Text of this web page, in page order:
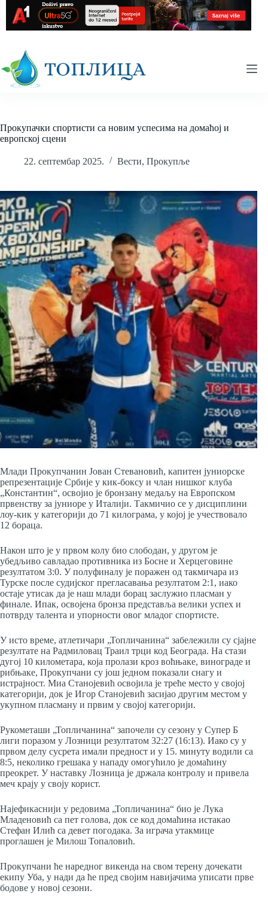
content
Прокупачки спортисти са новим успесима на домаћој и
европској сцени
22. септембар 2025. Вести, Прокупље
Млади Прокупчанин Јован Стевановић, капитен јуниорске
репрезентације Србије у кик-боксу и члан нишког клуба
„Константин“, освојио је бронзану медаљу на Европском
првенству за јуниоре у Италији. Такмичио се у дисциплини
лоу-кик у категорији до 71 килограма, у којој је учествовало
12 бораца.
Након што је у првом колу био слободан, у другом је
убедљиво савладао противника из Босне и Херцеговине
резултатом 3:0. У полуфиналу је поражен од такмичара из
Турске после судијског прегласавања резултатом 2:1, иако
остаје утисак да је наш млади борац заслужио пласман у
финале. Ипак, освојена бронза представља велики успех и
потврду талента и упорности овог младог спортисте.
У исто време, атлетичари „Топличанина“ забележили су сјајне
резултате на Радмиловац Траил трци код Београда. На стази
дугој 10 километара, која пролази кроз воћњаке, винограде и
рибњаке, Прокупчани су још једном показали снагу и
истрајност. Миа Станојевић освојила је треће место у својој
категорији, док је Игор Станојевић засијао другим местом у
укупном пласману и првим у својој категорији.
Рукометаши „Топличанина“ започели су сезону у Супер Б
лиги поразом у Лозници резултатом 32:27 (16:13). Иако су у
првом делу сусрета имали предност и у 15. минуту водили са
8:5, неколико грешака у нападу омогућило је домаћину
преокрет. У наставку Лозница је држала контролу и привела
меч крају у своју корист.
Најефикаснији у редовима „Топличанина“ био је Лука
Младеновић са пет голова, док се код домаћина истакао
Стефан Илић са девет погодака. За играча утакмице
проглашен је Милош Топаловић.
Прокупчани ће наредног викенда на свом терену дочекати
екипу Уба, у нади да ће пред својим навијачима уписати прве
бодове у новој сезони.